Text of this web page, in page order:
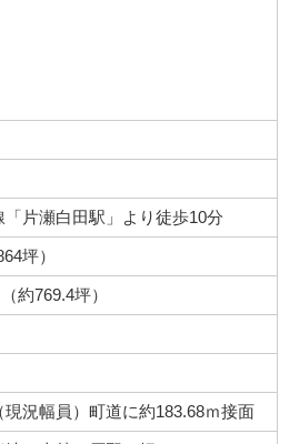
「片瀬白田駅」より徒歩10分
坪）
約769.4坪）
現況幅員）町道に約183.68ｍ接面